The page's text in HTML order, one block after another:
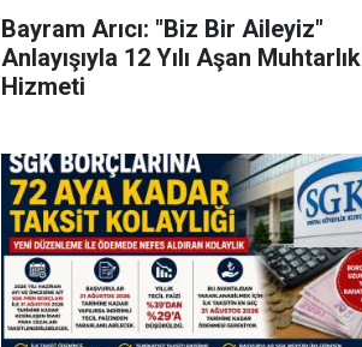
Bayram Arıcı: "Biz Bir Aileyiz"
Anlayışıyla 12 Yılı Aşan Muhtarlık
Hizmeti